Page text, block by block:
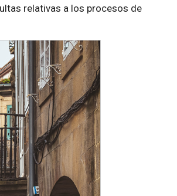
relativas a los procesos de